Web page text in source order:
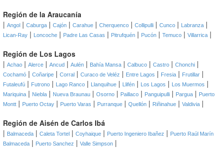
Región de la Araucanía
| Angol | Caburga | Cajón | Carahue | Cherquenco | Collipulli | Cunco | Labranza |
Lican-Ray | Loncoche | Padre Las Casas | Pitrufquén | Pucón | Temuco | Villarrica |
Región de Los Lagos
| Achao | Alerce | Ancud | Aulén | Bahía Mansa | Calbuco | Castro | Chonchi |
Cochamó | Coñaripe | Corral | Curaco de Veléz | Entre Lagos | Fresia | Frutillar |
Futaleufú | Futrono | Lago Ranco | Llanquihue | Llifén | Los Lagos | Los Muermos |
Mariquina | Niebla | Nueva Braunau | Osorno | Paillaco | Panguipulli | Pargua | Puerto
Montt | Puerto Octay | Puerto Varas | Purranque | Quellón | Riñinahue | Valdivia |
Región de Aisén de Carlos Ibá
| Balmaceda | Caleta Tortel | Coyhaique | Puerto Ingeniero Ibañez | Puerto Raúl Marín
Balmaceda | Puerto Sanchez | Valle Simpson |